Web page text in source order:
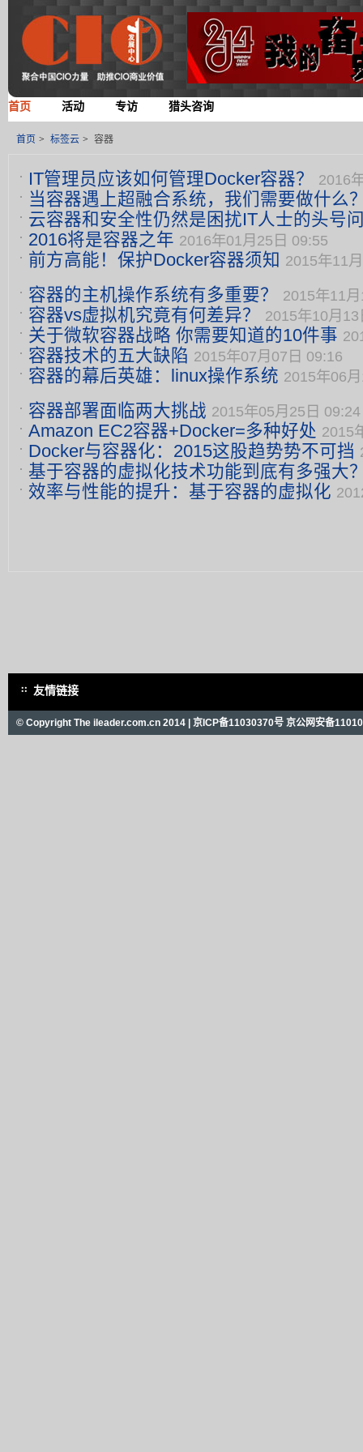
首页 活动 专访 猎头咨询
首页 > 标签云 > 容器
IT管理员应该如何管理Docker容器？ 2016
当容器遇上超融合系统，我们需要做什么
09:17
云容器和安全性仍然是困扰IT人士的头号
09:58
2016将是容器之年 2016年01月25日 09:55
前方高能！保护Docker容器须知 2015年11
容器的主机操作系统有多重要？ 2015年11
容器vs虚拟机究竟有何差异？ 2015年10月
关于微软容器战略 你需要知道的10件事
容器技术的五大缺陷 2015年07月07日 09:16
容器的幕后英雄：linux操作系统 2015年06
容器部署面临两大挑战 2015年05月25日 09:24
Amazon EC2容器+Docker=多种好处 2015
Docker与容器化：2015这股趋势势不可挡
基于容器的虚拟化技术功能到底有多强大
16:56
效率与性能的提升：基于容器的虚拟化
友情链接
© Copyright The ileader.com.cn 2014 | 京ICP备11030370号 京公网安备